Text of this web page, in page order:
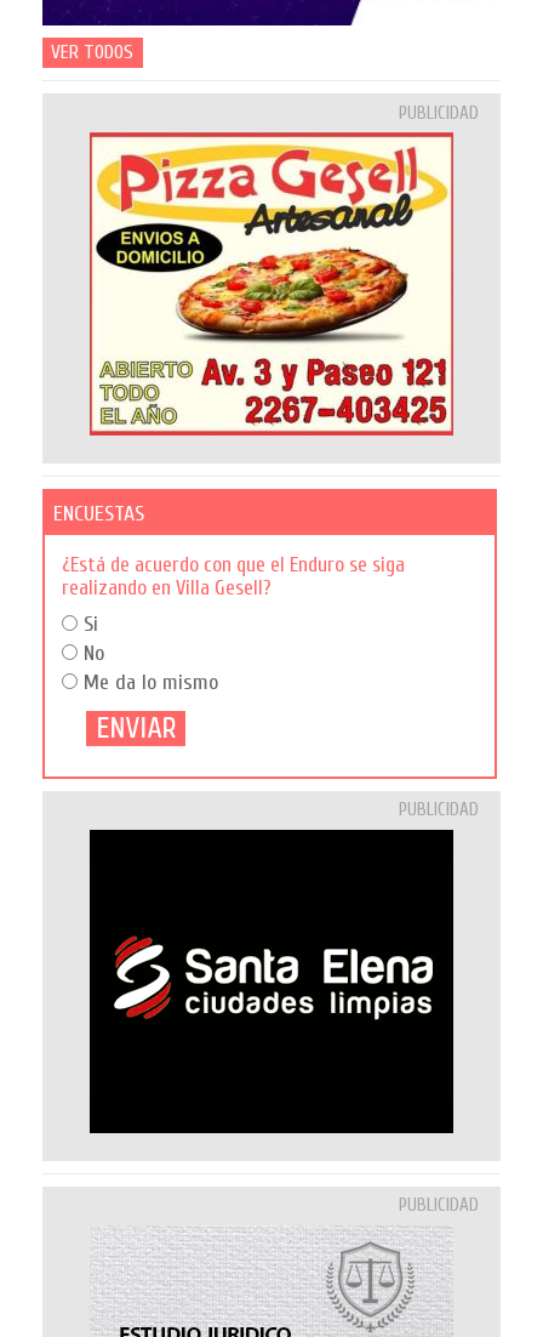
VER TODOS
PUBLICIDAD
ENCUESTAS
¿Está de acuerdo con que el Enduro se siga
realizando en Villa Gesell?
Si
No
Me da lo mismo
PUBLICIDAD
PUBLICIDAD